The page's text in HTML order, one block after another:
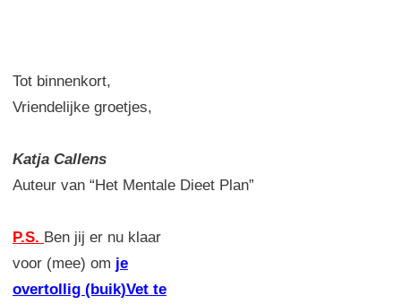
Tot binnenkort,
Vriendelijke groetjes,
Katja Callens
Auteur van “Het Mentale Dieet Plan”
P.S. Ben jij er nu klaar
voor (mee) om je
overtollig (buik)Vet te